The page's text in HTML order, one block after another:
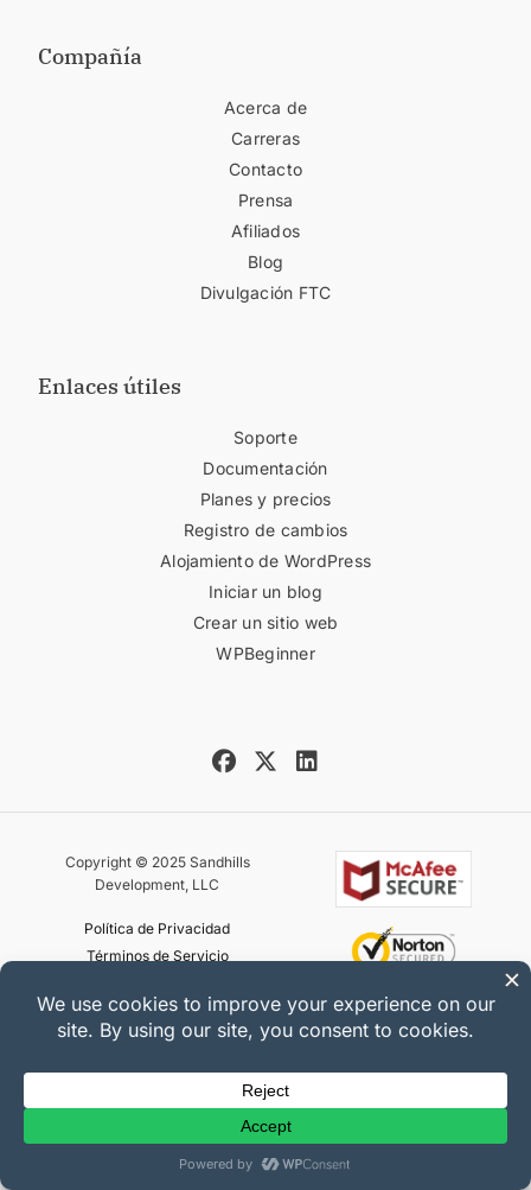
Compañía
Acerca de
Carreras
Contacto
Prensa
Afiliados
Blog
Divulgación FTC
Enlaces útiles
Soporte
Documentación
Planes y precios
Registro de cambios
Alojamiento de WordPress
Iniciar un blog
Crear un sitio web
WPBeginner
Copyright © 2025 Sandhills
Development, LLC
Política de Privacidad
Términos de Servicio
Cupón de Easy Digital Downloads